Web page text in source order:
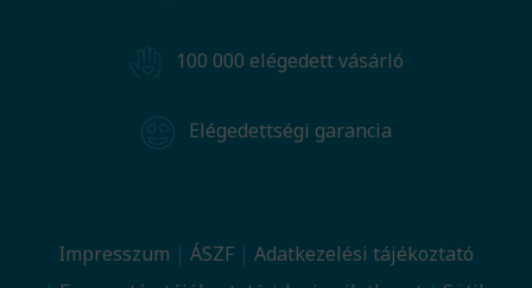
100 000 elégedett vásárló
Elégedettségi garancia
Impresszum ÁSZF
Adatkezelési tájékoztató